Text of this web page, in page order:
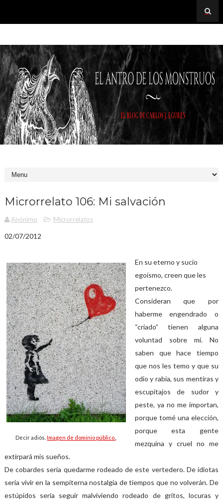
Microrrelato 106: Mi salvación
Anónimo Microrrelatos
02/07/2012
Decir adiós.Imagen de dominio público.
En su eterno y sucio
egoísmo, creen que les
pertenezco.
Consideran que por
haberme engendrado o
“criado” tienen alguna
voluntad sobre mí. No
saben que hace tiempo
que nos les temo y que su
odio y rabia, sus mentiras y
escupitajos de sudor y
peste, ya no me importan,
porque tomé una elección,
porque esta gente
mezquina y cruel no me
extirpará mis sueños.
De cobardes sería quedarme rodeado de este vertedero. De idiotas
sería vivir en la sempiterna nostalgia de tiempos que no volverán. De
estúpidos sería seguir malviviendo rodeado de gritos, locuras y